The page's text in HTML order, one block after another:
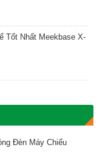
Tốt Nhất Meekbase X-
Đèn Máy Chiếu